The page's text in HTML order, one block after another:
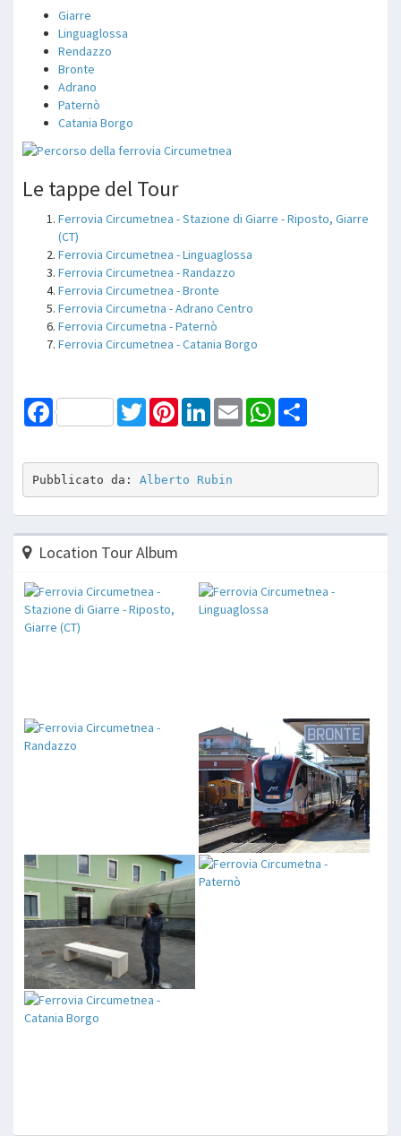
Giarre
Linguaglossa
Rendazzo
Bronte
Adrano
Paternò
Catania Borgo
Le tappe del Tour
Ferrovia Circumetnea - Stazione di Giarre - Riposto, Giarre
(CT)
Ferrovia Circumetnea - Linguaglossa
Ferrovia Circumetnea - Randazzo
Ferrovia Circumetnea - Bronte
Ferrovia Circumetna - Adrano Centro
Ferrovia Circumetna - Paternò
Ferrovia Circumetnea - Catania Borgo
Facebook TwitterPinterestLinkedInEmail WhatsApp
Pubblicato da: Alberto Rubin
Location Tour Album